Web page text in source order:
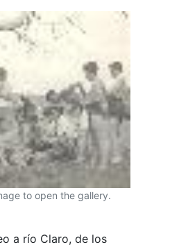
to open the gallery.
a río Claro, de los